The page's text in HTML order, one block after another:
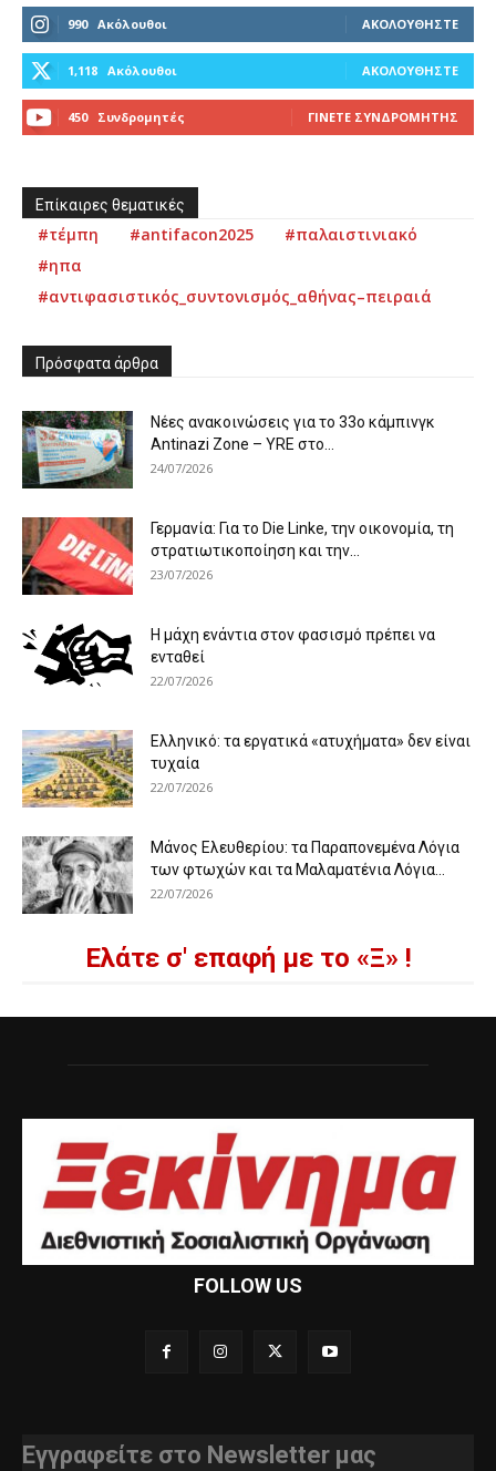
990 Ακόλουθοι ΑΚΟΛΟΥΘΉΣΤΕ
1,118 Ακόλουθοι ΑΚΟΛΟΥΘΉΣΤΕ
450 Συνδρομητές ΓΊΝΕΤΕ ΣΥΝΔΡΟΜΗΤΉΣ
Επίκαιρες θεματικές
#τέμπη #antifacon2025
#παλαιστινιακό
#ηπα
#αντιφασιστικός_συντονισμός_αθήνας–πειραιά
Πρόσφατα άρθρα
Νέες ανακοινώσεις για το 33ο κάμπινγκ
Antinazi Zone – YRE στο...
24/07/2026
Γερμανία: Για το Die Linke, την οικονομία, τη
στρατιωτικοποίηση και την...
23/07/2026
Η μάχη ενάντια στον φασισμό πρέπει να
ενταθεί
22/07/2026
Ελληνικό: τα εργατικά «ατυχήματα» δεν είναι
τυχαία
22/07/2026
Μάνος Ελευθερίου: τα Παραπονεμένα Λόγια
των φτωχών και τα Μαλαματένια Λόγια...
22/07/2026
Ελάτε σ' επαφή με το «Ξ» !
FOLLOW US
Εγγραφείτε στο Newsletter μας